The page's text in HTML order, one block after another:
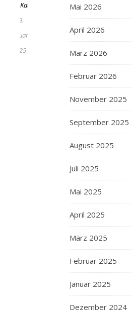
KathaFlauschi
29.
Januar
2025
Mai 2026
April 2026
März 2026
Februar 2026
November 2025
September 2025
August 2025
Juli 2025
Mai 2025
April 2025
März 2025
Februar 2025
Januar 2025
Dezember 2024